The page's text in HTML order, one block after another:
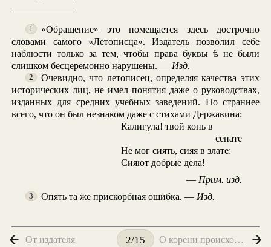
1
«Обращение» это помещается здесь дострочно
словами самого «Летописца». Издатель позволил себе
наблюсти только за тем, чтобы права буквы ѣне были
слишком бесцеремонно нарушены. —Изд.
2
Очевидно, что летописец, определяя качества этих
исторических лиц, не имел понятия даже о руководствах,
изданных для средних учебных заведений. Но страннее
всего, что он был незнаком даже с стихами Державина:
Калигула! твой конь в
сенате
Не мог сиять, сияя в злате:
Сияют добрые дела!
— Прим. изд.
3 Опять та же прискорбная ошибка. —Изд.
От издателя 2/15 О корени происхождения глуповцев